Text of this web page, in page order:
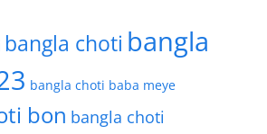
bangla choti bangla
bangla choti baba meye
bon bangla choti